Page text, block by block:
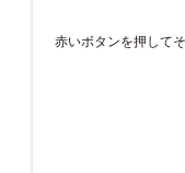
赤いボタンを押して